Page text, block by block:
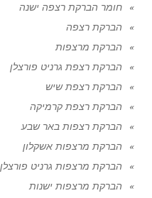
חומר הברקת רצפה ישנה
הברקת רצפה
הברקת מרצפות
הברקת רצפת גרניט פורצלן
הברקת רצפת שיש
הברקת רצפת קרמיקה
הברקת רצפות באר שבע
הברקת מרצפות אשקלון
הברקת מרצפות גרניט פורצלן
הברקת מרצפות ישנות